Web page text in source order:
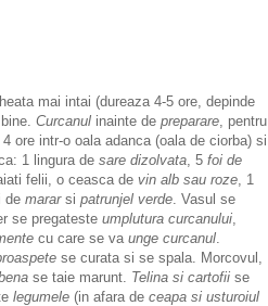
mai intai (dureaza 4-5 ore, depinde
Curcanul inainte de preparare , pentru
4 ore intr-o oala adanca (oala de ciorba) si
1 lingura de sare dizolvata , 5 foi de
felii, o ceasca de vin alb sau roze , 1
de mararsi patrunjel verde . Vasul se
se pregateste umplutura curcanului
cu care se va unge curcanul
se curata si se spala. Morcovul,
se taie marunt. Telina si cartofii se
legumele (in afara de ceapa si usturoiul